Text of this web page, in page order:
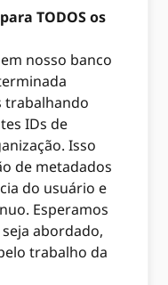
TODOS os
nosso banco
trabalhando
IDs de
Isso
de metadados
do usuário e
Esperamos
abordado,
trabalho da